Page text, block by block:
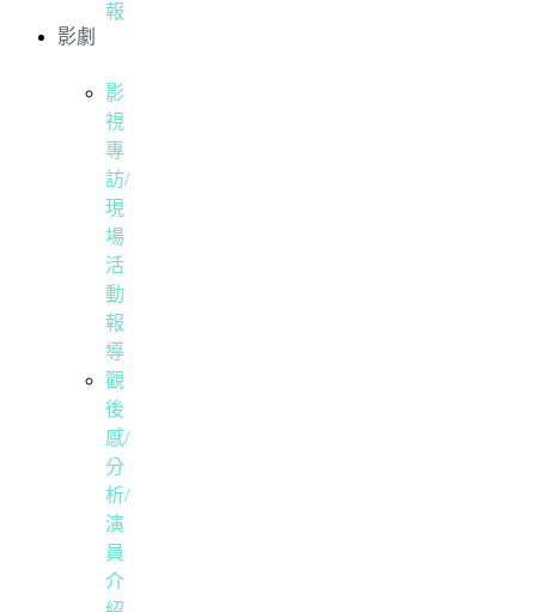
報
影劇
影
視
專
訪/
現
場
活
動
報
導
觀
後
感/
分
析/
演
員
介